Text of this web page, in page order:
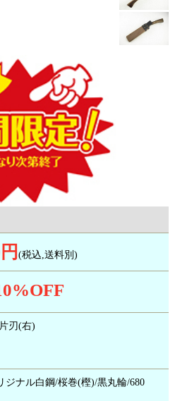
(税込,送料別)
%OFF
刃(右)
ジナル白鋼/桜巻(樫)/黒丸輪/680